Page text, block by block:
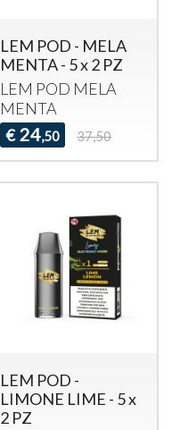
LEM POD - MELA
MENTA - 5 x 2 PZ
LEM POD MELA
MENTA
€ 24,50 37,50
LEM POD -
LIMONE LIME - 5 x
2 PZ